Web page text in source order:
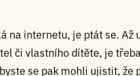
na internetu, je ptát se. Až
či vlastního dítěte, je
se pak mohli ujistit, že